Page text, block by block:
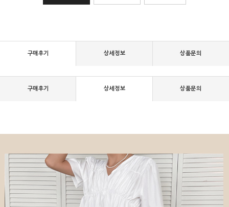
구매후기 상세정보 상품문의
구매후기 상세정보 상품문의